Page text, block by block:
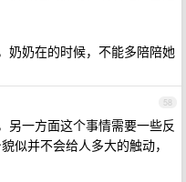
奶奶在的时候，不能多陪陪她
58
另一方面这个事情需要一些反
似并不会给人多大的触动，